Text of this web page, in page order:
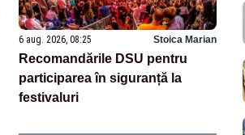
6 aug. 2026, 08:25 Stoica Marian
Recomandările DSU pentru
participarea în siguranță la
festivaluri